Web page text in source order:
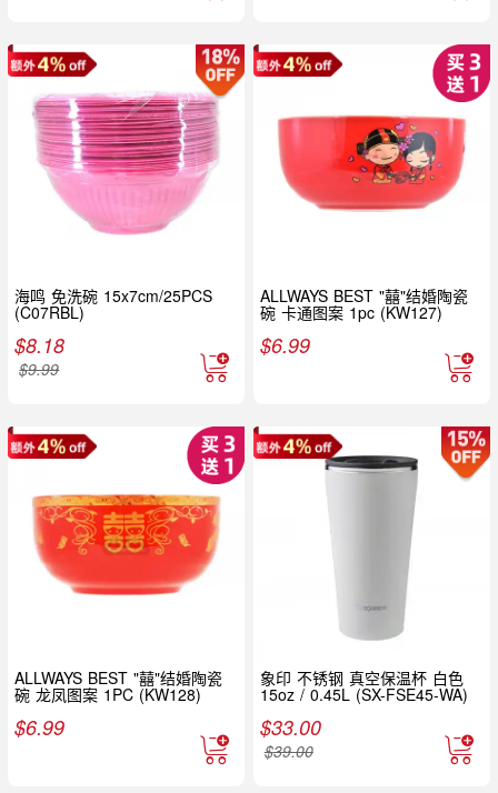
海鸣 免洗碗 15x7cm/25PCS
(C07RBL)
$8.18
$9.99
ALLWAYS BEST "囍"结婚陶瓷
碗 卡通图案 1pc (KW127)
$6.99
ALLWAYS BEST "囍"结婚陶瓷
碗 龙凤图案 1PC (KW128)
$6.99
象印 不锈钢 真空保温杯 白色
15oz / 0.45L (SX-FSE45-WA)
$33.00
$39.00